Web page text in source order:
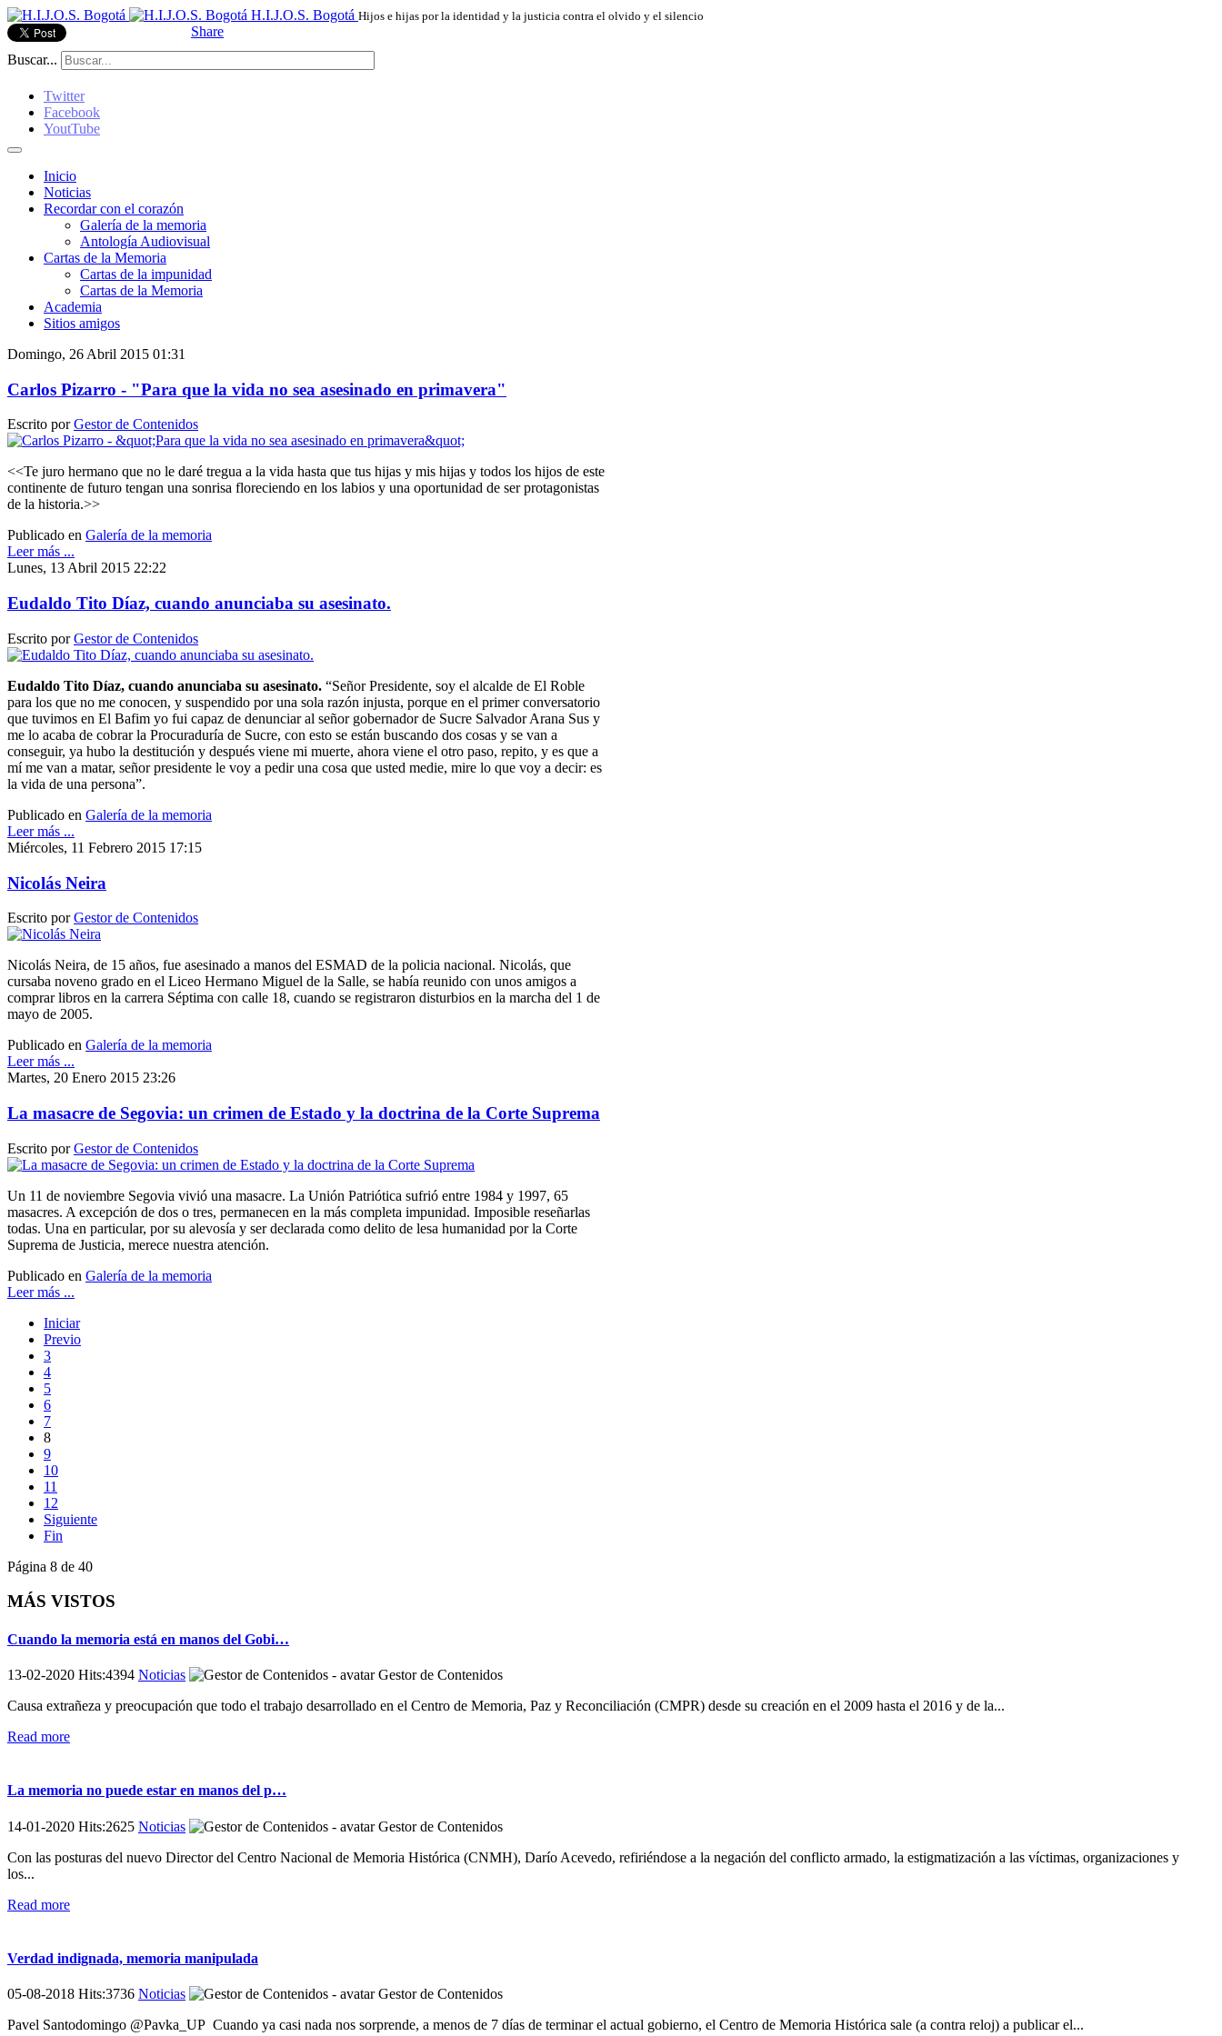
H.I.J.O.S. Bogotá Hijos e hijas por la identidad y la justicia contra el olvido y el silencio
Share
Buscar...
Twitter
Facebook
YoutTube
Inicio
Noticias
Recordar con el corazón
Galería de la memoria
Antología Audiovisual
Cartas de la Memoria
Cartas de la impunidad
Cartas de la Memoria
Academia
Sitios amigos
Domingo, 26 Abril 2015 01:31
Carlos Pizarro - "Para que la vida no sea asesinado en primavera"
Escrito porGestor de Contenidos
<<Te juro hermano que no le daré tregua a la vida hasta que tus hijas y mis hijas y todos los hijos de este
continente de futuro tengan una sonrisa floreciendo en los labios y una oportunidad de ser protagonistas
de la historia.>>
Publicado en Galería de la memoria
Leer más ...
Lunes, 13 Abril 2015 22:22
Eudaldo Tito Díaz, cuando anunciaba su asesinato.
Escrito porGestor de Contenidos
Eudaldo Tito Díaz, cuando anunciaba su asesinato. “Señor Presidente, soy el alcalde de El Roble
para los que no me conocen, y suspendido por una sola razón injusta, porque en el primer conversatorio
que tuvimos en El Bafim yo fui capaz de denunciar al señor gobernador de Sucre Salvador Arana Sus y
me lo acaba de cobrar la Procuraduría de Sucre, con esto se están buscando dos cosas y se van a
conseguir, ya hubo la destitución y después viene mi muerte, ahora viene el otro paso, repito, y es que a
mí me van a matar, señor presidente le voy a pedir una cosa que usted medie, mire lo que voy a decir: es
la vida de una persona”.
Publicado en Galería de la memoria
Leer más ...
Miércoles, 11 Febrero 2015 17:15
Nicolás Neira
Escrito porGestor de Contenidos
Nicolás Neira, de 15 años, fue asesinado a manos del ESMAD de la policia nacional. Nicolás, que
cursaba noveno grado en el Liceo Hermano Miguel de la Salle, se había reunido con unos amigos a
comprar libros en la carrera Séptima con calle 18, cuando se registraron disturbios en la marcha del 1 de
mayo de 2005.
Publicado en Galería de la memoria
Leer más ...
Martes, 20 Enero 2015 23:26
La masacre de Segovia: un crimen de Estado y la doctrina de la Corte Suprema
Escrito porGestor de Contenidos
Un 11 de noviembre Segovia vivió una masacre. La Unión Patriótica sufrió entre 1984 y 1997, 65
masacres. A excepción de dos o tres, permanecen en la más completa impunidad. Imposible reseñarlas
todas. Una en particular, por su alevosía y ser declarada como delito de lesa humanidad por la Corte
Suprema de Justicia, merece nuestra atención.
Publicado en Galería de la memoria
Leer más ...
Iniciar
Previo
3
4
5
6
7
8
9
10
11
12
Siguiente
Fin
Página 8 de 40
MÁS VISTOS
Cuando la memoria está en manos del Gobi…
13-02-2020 Hits:4394 Noticias
Gestor de Contenidos
Causa extrañeza y preocupación que todo el trabajo desarrollado en el Centro de Memoria, Paz y Reconciliación (CMPR) desde su creación en el 2009 hasta el 2016 y de la...
Read more
La memoria no puede estar en manos del p…
14-01-2020 Hits:2625 Noticias
Gestor de Contenidos
Con las posturas del nuevo Director del Centro Nacional de Memoria Histórica (CNMH), Darío Acevedo, refiriéndose a la negación del conflicto armado, la estigmatización a las víctimas, organizaciones y
los...
Read more
Verdad indignada, memoria manipulada
05-08-2018 Hits:3736 Noticias
Gestor de Contenidos
Pavel Santodomingo @Pavka_UP Cuando ya casi nada nos sorprende, a menos de 7 días de terminar el actual gobierno, el Centro de Memoria Histórica sale (a contra reloj) a publicar el...